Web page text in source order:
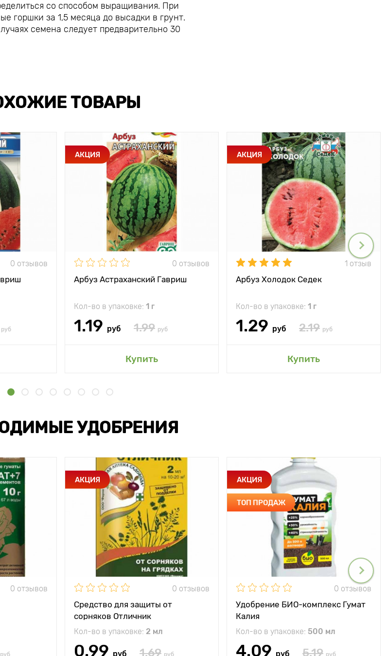
со способом выращивания. При
горшки за 1,5 месяца до высадки в грунт.
семена следует предварительно 30
ТОВАРЫ
0 отзывов
руб
АКЦИЯ
0 отзывов
Арбуз Астраханский Гавриш
Кол-во в упаковке: 1 г
1.19 руб 1.99 руб
Купить
АКЦИЯ
1 отзыв
Арбуз Холодок Седек
Кол-во в упаковке: 1 г
1.29 руб 2.19 руб
Купить
УДОБРЕНИЯ
0 отзывов
руб
АКЦИЯ
0 отзывов
Средство для защиты от
сорняков Отличник
Кол-во в упаковке: 2 мл
0.99 руб 1.69 руб
АКЦИЯ
ТОП ПРОДАЖ
0 отзывов
Удобрение БИО-комплекс Гумат
Калия
Кол-во в упаковке: 500 мл
4.09 руб 5.19 руб